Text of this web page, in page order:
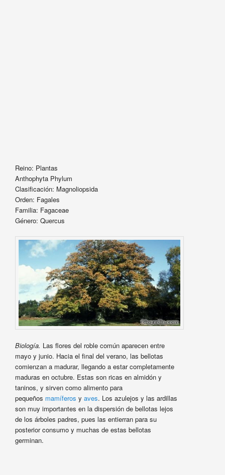
Reino: Plantas
Anthophyta Phylum
Clasificación: Magnoliopsida
Orden: Fagales
Familia: Fagaceae
Género: Quercus
Biología. Las flores del roble común aparecen entre
mayo y junio. Hacia el final del verano, las bellotas
comienzan a madurar, llegando a estar completamente
maduras en octubre. Estas son ricas en almidón y
taninos, y sirven como alimento para
pequeños mamíferos y aves. Los azulejos y las ardillas
son muy importantes en la dispersión de bellotas lejos
de los árboles padres, pues las entierran para su
posterior consumo y muchas de estas bellotas
germinan.